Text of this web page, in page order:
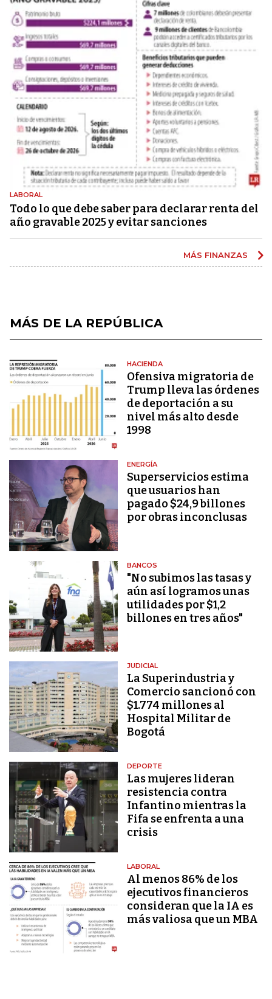
LABORAL
Todo lo que debe saber para declarar renta del
año gravable 2025 y evitar sanciones
MÁS FINANZAS
MÁS DE LA REPÚBLICA
HACIENDA
Ofensiva migratoria de
Trump lleva las órdenes
de deportación a su
nivel más alto desde
1998
ENERGÍA
Superservicios estima
que usuarios han
pagado $24,9 billones
por obras inconclusas
BANCOS
"No subimos las tasas y
aún así logramos unas
utilidades por $1,2
billones en tres años"
JUDICIAL
La Superindustria y
Comercio sancionó con
$1.774 millones al
Hospital Militar de
Bogotá
DEPORTE
Las mujeres lideran
resistencia contra
Infantino mientras la
Fifa se enfrenta a una
crisis
LABORAL
Al menos 86% de los
ejecutivos financieros
consideran que la IA es
más valiosa que un MBA